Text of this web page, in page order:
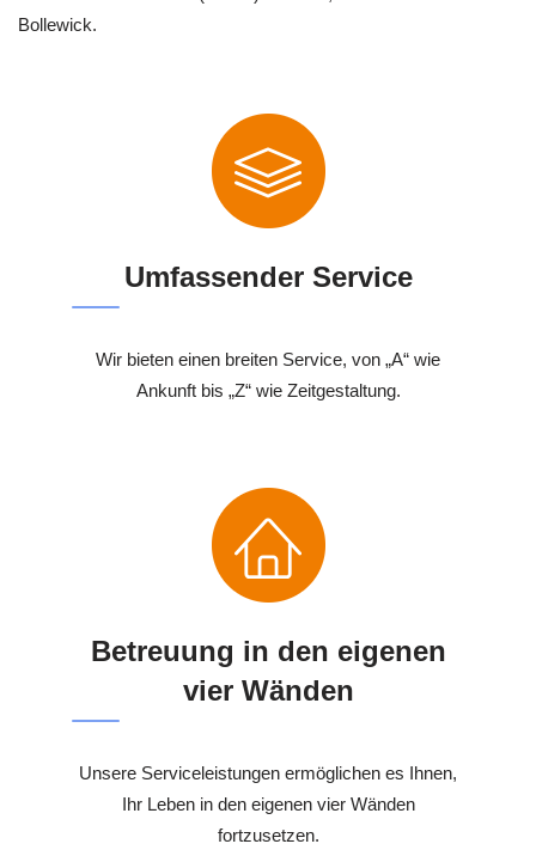
Bollewick.
Umfassender Service
Wir bieten einen breiten Service, von „A“ wie
Ankunft bis „Z“ wie Zeitgestaltung.
Betreuung in den eigenen
vier Wänden
Unsere Serviceleistungen ermöglichen es Ihnen,
Ihr Leben in den eigenen vier Wänden
fortzusetzen.